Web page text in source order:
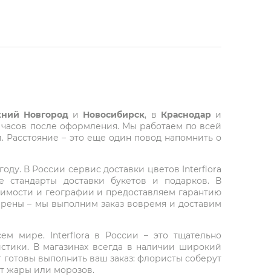
Новгород и Новосибирск, в Краснодари
после оформления. Мы работаем по всей
– это еще один повод напомнить о
В России сервис доставки цветов Interflora
доставки букетов и подарков. В
и географии и предоставляем гарантию
– мы выполним заказ вовремя и доставим
мире. Interflora в России – это тщательно
В магазинах всегда в наличии широкий
выполнить ваш заказ: флористы соберут
жары или морозов.